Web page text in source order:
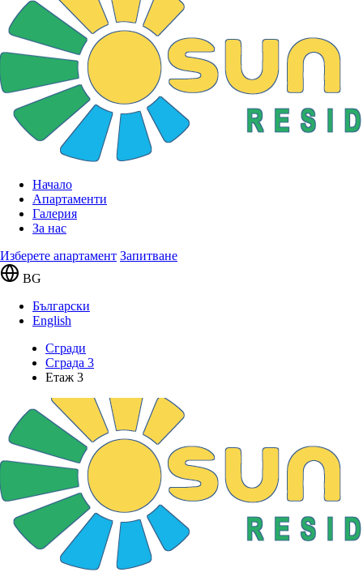
Начало
Апартаменти
Галерия
За нас
Изберете апартамент Запитване
BG
Български
English
Сгради
Сграда 3
Етаж 3